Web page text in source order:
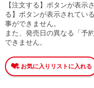
【注文する】ボタンが表示
る】ボタンが表示されてい
事ができません。
また、発売日の異なる「予
できません。